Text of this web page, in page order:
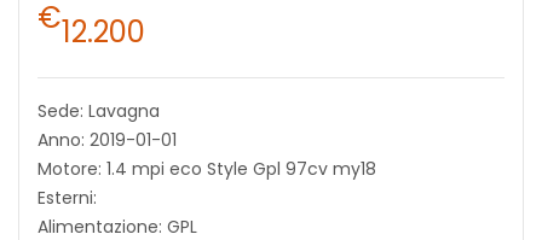
€12.200
Sede: Lavagna
Anno: 2019-01-01
Motore: 1.4 mpi eco Style Gpl 97cv my18
Esterni:
Alimentazione: GPL